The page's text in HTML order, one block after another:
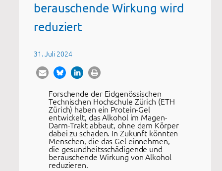
berauschende Wirkung wird
reduziert
31. Juli 2024
Forschende der Eidgenössischen
Technischen Hochschule Zürich (ETH
Zürich) haben ein Protein-Gel
entwickelt, das Alkohol im Magen-
Darm-Trakt abbaut, ohne dem Körper
dabei zu schaden. In Zukunft könnten
Menschen, die das Gel einnehmen,
die gesundheitsschädigende und
berauschende Wirkung von Alkohol
reduzieren.